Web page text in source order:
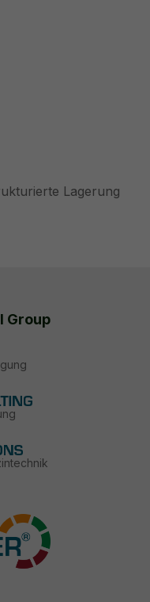
Lagerung
Group